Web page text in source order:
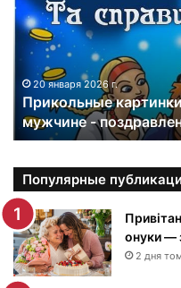
к
о
к
т
и
н
к
и
20 января 2026 г.
Прикольные
мужчине -
Популярные
онуки —
2 дня